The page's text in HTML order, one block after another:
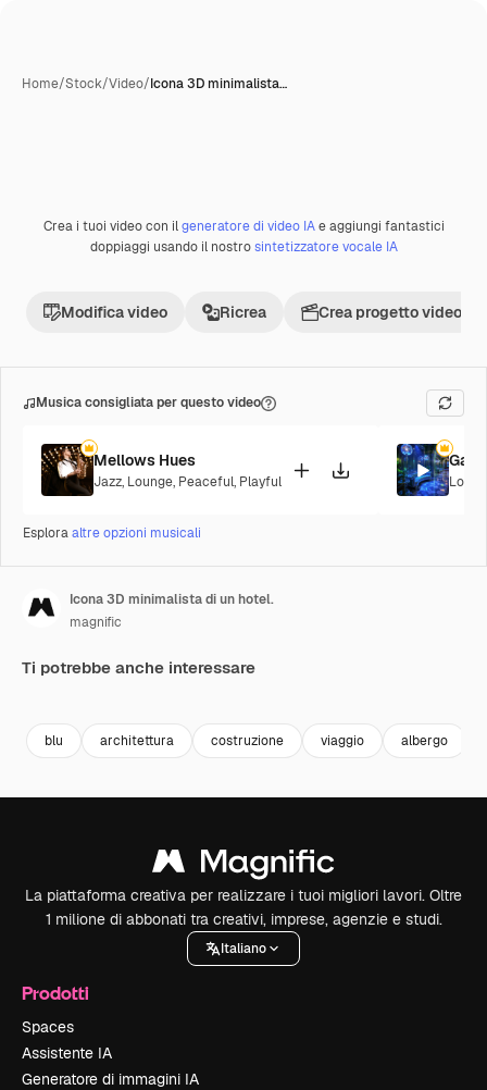
Home/Stock/Video/Icona 3D minimalista…
Creata con IA
Crea i tuoi video con ilgeneratore di video IAe aggiungi fantastici
doppiaggi usando il nostrosintetizzatore vocale IA
Modifica video Ricrea Crea progetto video
Musica consigliata per questo video
Mellows Hues
Jazz, Lounge, Peaceful, Playful
Esploraaltre opzioni musicali
Icona 3D minimalista di un hotel.
magnific
Ti potrebbe anche interessare
blu architettura costruzione viaggio albergo
La piattaforma creativa per realizzare i tuoi migliori lavori. Oltre
1 milione di abbonati tra creativi, imprese, agenzie e studi.
Italiano
Prodotti
Spaces
Assistente IA
Generatore di immagini IA